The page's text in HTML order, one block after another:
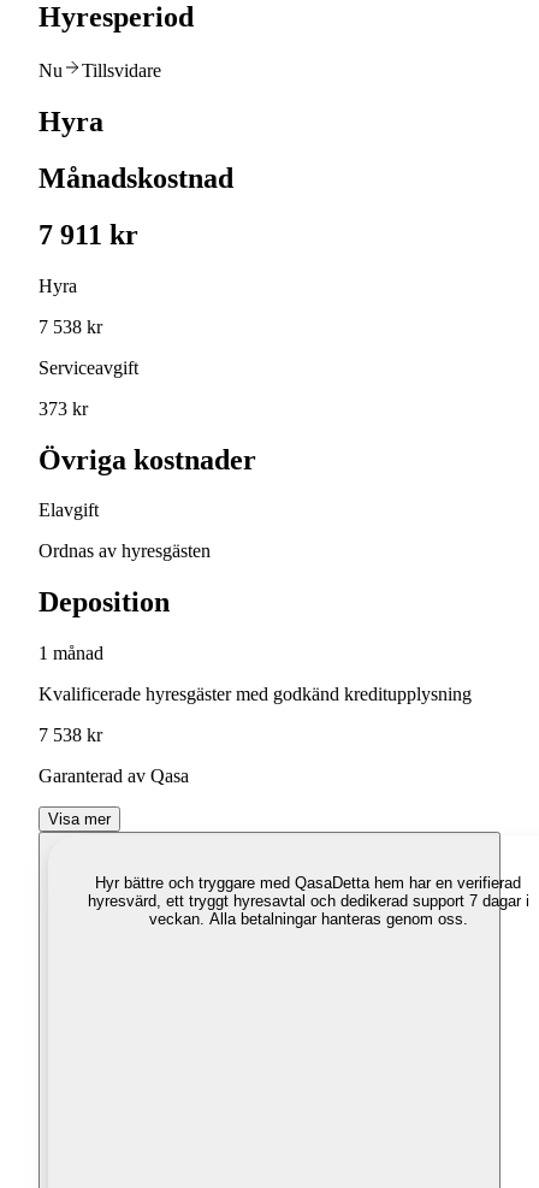
Hyresperiod
Nu Tillsvidare
Hyra
Månadskostnad
7 911 kr
Hyra
7 538 kr
Serviceavgift
373 kr
Övriga kostnader
Elavgift
Ordnas av hyresgästen
Deposition
1 månad
Kvalificerade hyresgäster med godkänd kreditupplysning
7 538 kr
Garanterad av Qasa
Visa mer
Hyr bättre och tryggare med QasaDetta hem har en verifierad
hyresvärd, ett tryggt hyresavtal och dedikerad support 7 dagar i
veckan. Alla betalningar hanteras genom oss.